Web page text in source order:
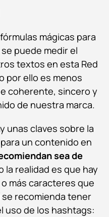
mágicas para
se puede medir el
textos en esta Red
por ello es menos
coherente, sincero y
de nuestra marca.
unas claves sobre la
un contenido en
sea de
la realidad es que hay
más caracteres que
recomienda tener
uso de los hashtags: